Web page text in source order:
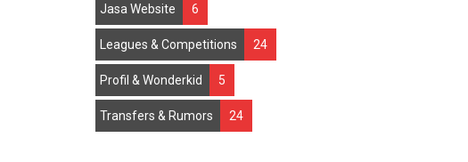
Jasa Website 6
Leagues & Competitions 24
Profil & Wonderkid 5
Transfers & Rumors 24